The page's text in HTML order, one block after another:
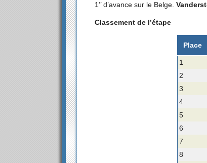
1’’ d’avance sur le Belge.
Classement de l’étape
Place
1
2
3
4
5
6
7
8